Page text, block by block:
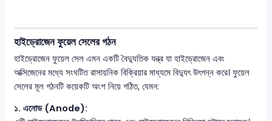
হাইড্রোজেন ফুয়েল সেলের গঠন
হাইড্রোজেন ফুয়েল সেল এমন একটি বৈদ্যুতিক যন্ত্র যা হাইড্রোজেন এবং
অক্সিজেনের মধ্যে সংঘটিত রাসায়নিক বিক্রিয়ার মাধ্যমে বিদ্যুৎ উৎপন্ন করে। ফুয়েল
সেলের মূল গঠনটি কয়েকটি অংশ নিয়ে গঠিত, যেমন:
১. এনোড (Anode):